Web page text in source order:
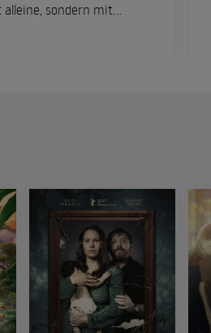
alleine, sondern mit